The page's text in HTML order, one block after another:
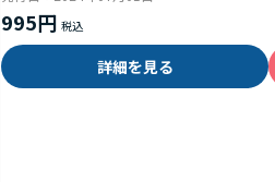
995円
詳細を見る